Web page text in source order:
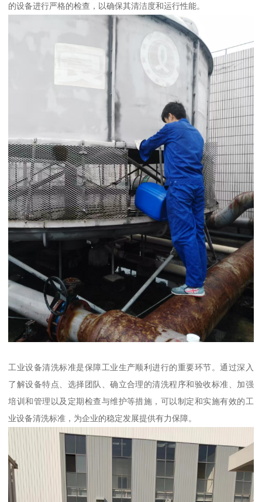
的设备进行严格的检查，以确保其清洁度和运行性能。
工业设备清洗标准是保障工业生产顺利进行的重要环节。通过深入
了解设备特点、选择团队、确立合理的清洗程序和验收标准、加强
培训和管理以及定期检查与维护等措施，可以制定和实施有效的工
业设备清洗标准，为企业的稳定发展提供有力保障。